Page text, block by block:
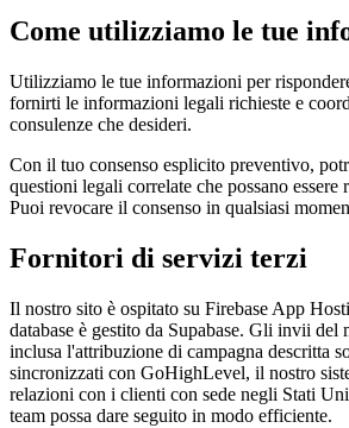
Come utilizziamo le tue
Utilizziamo le tue informazioni per
fornirti le informazioni legali richieste e
consulenze che desideri.
Con il tuo consenso esplicito preventivo,
questioni legali correlate che possano
Puoi revocare il consenso in qualsiasi
Fornitori di servizi terzi
Il nostro sito è ospitato su Firebase App
database è gestito da Supabase. Gli invii
inclusa l'attribuzione di campagna descritta
sincronizzati con GoHighLevel, il nostro
relazioni con i clienti con sede negli Stati
team possa dare seguito in modo efficiente.